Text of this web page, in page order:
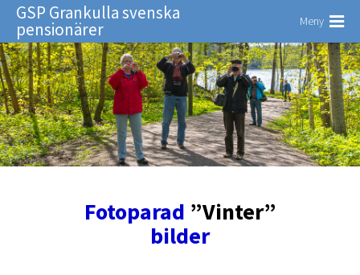
GSP Grankulla svenska
pensionärer Meny
Fotoparad ”Vinter”
bilder